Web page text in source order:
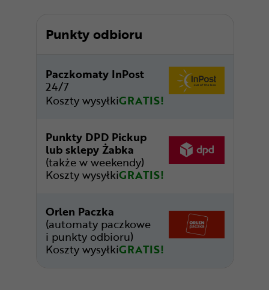
Punkty odbioru
Paczkomaty InPost
24/7
Koszty wysyłkiGRATIS!
Punkty DPD Pickup
lub sklepy Żabka
(także w weekendy)
Koszty wysyłkiGRATIS!
Orlen Paczka
(automaty paczkowe
i punkty odbioru)
Koszty wysyłkiGRATIS!